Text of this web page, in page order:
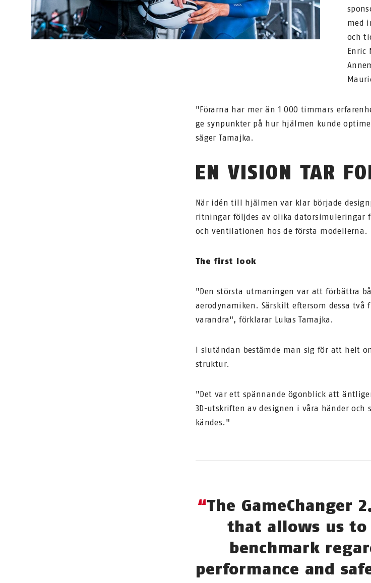
med
och
Enric
"Förarna har mer än 1 000 timmars
ge synpunkter på hur hjälmen kunde
säger Tamajka.
EN VISION TAR
När idén till hjälmen var klar började
ritningar följdes av olika datorsimuleringar
och ventilationen hos de första modellerna.
The first look
"Den största utmaningen var att förbättra
aerodynamiken. Särskilt eftersom dessa två
varandra", förklarar Lukas Tamajka.
I slutändan bestämde man sig för att helt
struktur.
"Det var ett spännande ögonblick att
3D-utskriften av designen i våra händer och
kändes."
The GameChanger
that allows us to
benchmark
performance and